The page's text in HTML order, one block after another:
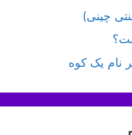
چینی)
نام یک کوه